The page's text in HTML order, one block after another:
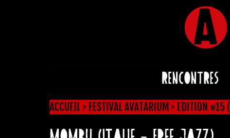
RENCONTRES
ACCUEIL> FESTIVAL AVATARIUM > EDITION